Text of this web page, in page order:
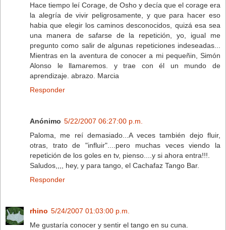
Hace tiempo leí Corage, de Osho y decía que el corage era
la alegría de vivir peligrosamente, y que para hacer eso
habia que elegir los caminos desconocidos, quizá esa sea
una manera de safarse de la repetición, yo, igual me
pregunto como salir de algunas repeticiones indeseadas...
Mientras en la aventura de conocer a mi pequeñin, Simón
Alonso le llamaremos. y trae con él un mundo de
aprendizaje. abrazo. Marcia
Responder
Anónimo 5/22/2007 06:27:00 p.m.
Paloma, me reí demasiado...A veces también dejo fluir,
otras, trato de "influir"....pero muchas veces viendo la
repetición de los goles en tv, pienso....y si ahora entra!!!.
Saludos,,,, hey, y para tango, el Cachafaz Tango Bar.
Responder
rhino 5/24/2007 01:03:00 p.m.
Me gustaría conocer y sentir el tango en su cuna.